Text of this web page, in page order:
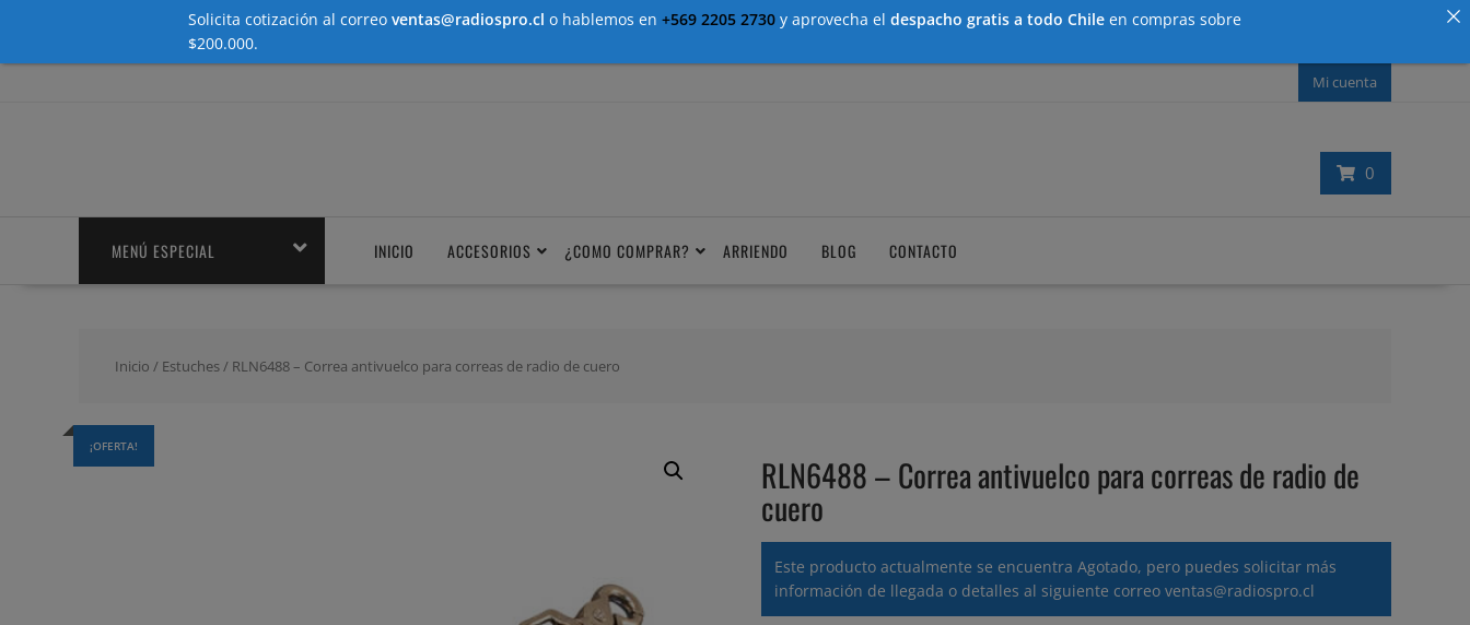
Mi cuenta
0
MENÚ ESPECIAL INICIO ACCESORIOS ¿COMO COMPRAR? ARRIENDO BLOG CONTACTO
Inicio / Estuches/ RLN6488 – Correa antivuelco para correas de radio de cuero
¡OFERTA!
RLN6488 – Correa antivuelco para correas de radio de
cuero
Este producto actualmente se encuentra Agotado, pero puedes solicitar más
información de llegada o detalles al siguiente correo ventas@radiospro.cl
Solicita cotización al correo ventas@radiospro.cl o hablemos en +569 2205 2730 y aprovecha el despacho gratis a todo Chile en compras sobre
$200.000.